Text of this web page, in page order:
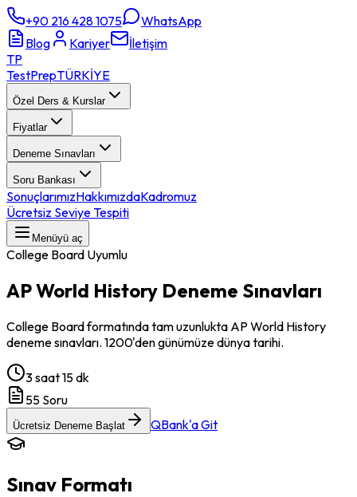
+90 216 428 1075
WhatsApp
Blog
Kariyer
İletişim
TP
TestPrepTÜRKİYE
Özel Ders & Kurslar
Fiyatlar
Deneme Sınavları
Soru Bankası
SonuçlarımızHakkımızdaKadromuz
Ücretsiz Seviye Tespiti
Menüyü aç
College Board Uyumlu
AP World History Deneme Sınavları
College Board formatında tam uzunlukta AP World History
deneme sınavları. 1200'den günümüze dünya tarihi.
3 saat 15 dk
55 Soru
Ücretsiz Deneme Başlat QBank'a Git
Sınav Formatı